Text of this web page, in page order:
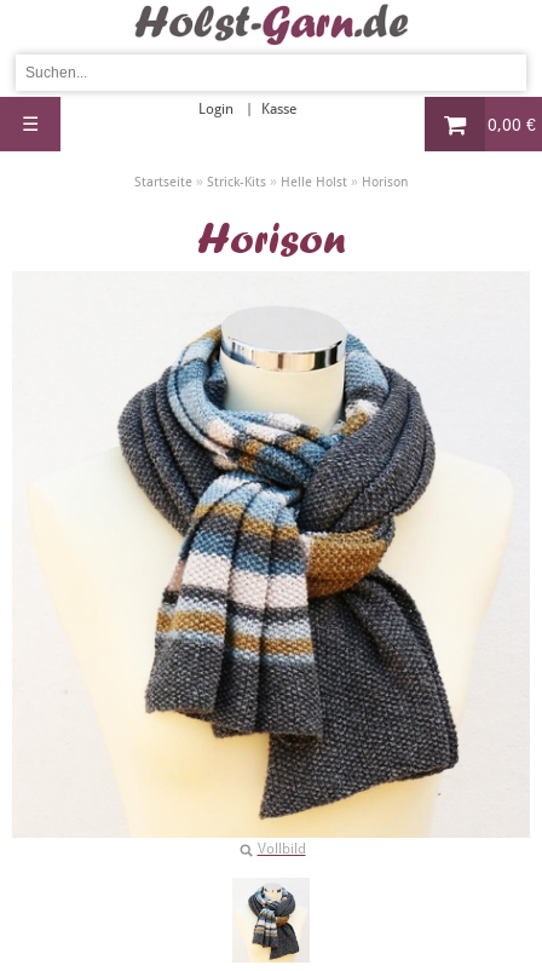
0,00 €
Login Kasse
☰
Startseite » Strick-Kits » Helle Holst » Horison
Horison
Vollbild